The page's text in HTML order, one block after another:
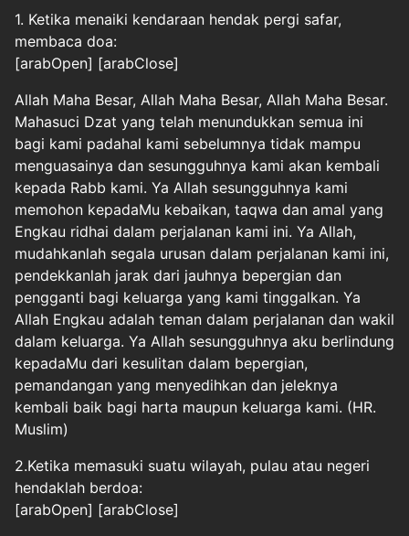
1. Ketika menaiki kendaraan hendak pergi safar,
membaca doa:
[arabOpen] [arabClose]
Allah Maha Besar, Allah Maha Besar, Allah Maha Besar.
Mahasuci Dzat yang telah menundukkan semua ini
bagi kami padahal kami sebelumnya tidak mampu
menguasainya dan sesungguhnya kami akan kembali
kepada Rabb kami. Ya Allah sesungguhnya kami
memohon kepadaMu kebaikan, taqwa dan amal yang
Engkau ridhai dalam perjalanan kami ini. Ya Allah,
mudahkanlah segala urusan dalam perjalanan kami ini,
pendekkanlah jarak dari jauhnya bepergian dan
pengganti bagi keluarga yang kami tinggalkan. Ya
Allah Engkau adalah teman dalam perjalanan dan wakil
dalam keluarga. Ya Allah sesungguhnya aku berlindung
kepadaMu dari kesulitan dalam bepergian,
pemandangan yang menyedihkan dan jeleknya
kembali baik bagi harta maupun keluarga kami. (HR.
Muslim)
2.Ketika memasuki suatu wilayah, pulau atau negeri
hendaklah berdoa:
[arabOpen] [arabClose]